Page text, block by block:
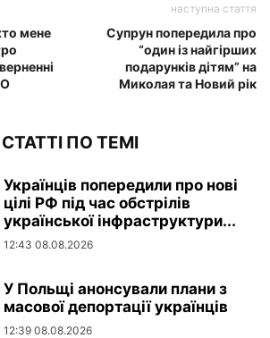
мене
наступна стаття
Супрун попередила про
“один із найгірших
подарунків дітям” на
Миколая та Новий рік
СТАТТІ ПО ТЕМІ
Українців попередили про нові
цілі РФ під час обстрілів
української інфраструктури...
12:43 08.08.2026
У Польщі анонсували плани з
масової депортації українців
12:39 08.08.2026